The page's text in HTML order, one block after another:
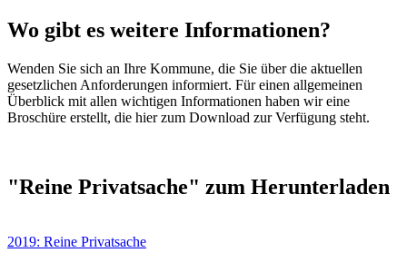
Wo gibt es weitere Informationen?
Wenden Sie sich an Ihre Kommune, die Sie über die aktuellen
gesetzlichen Anforderungen informiert. Für einen allgemeinen
Überblick mit allen wichtigen Informationen haben wir eine
Broschüre erstellt, die hier zum Download zur Verfügung steht.
"Reine Privatsache" zum Herunterladen
2019: Reine Privatsache